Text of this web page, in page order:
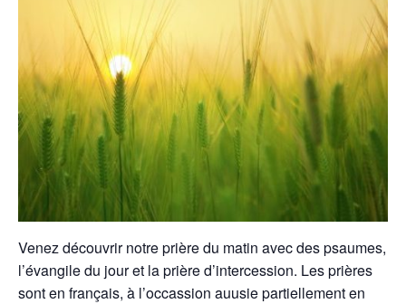
Venez découvrir notre prière du matin avec des psaumes,
l’évangile du jour et la prière d’intercession. Les prières
sont en français, à l’occassion auusie partiellement en